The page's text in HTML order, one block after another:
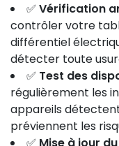
✅ Vérification
contrôler votre
différentiel
détecter toute
✅ Test des
régulièrement les
appareils
préviennent les